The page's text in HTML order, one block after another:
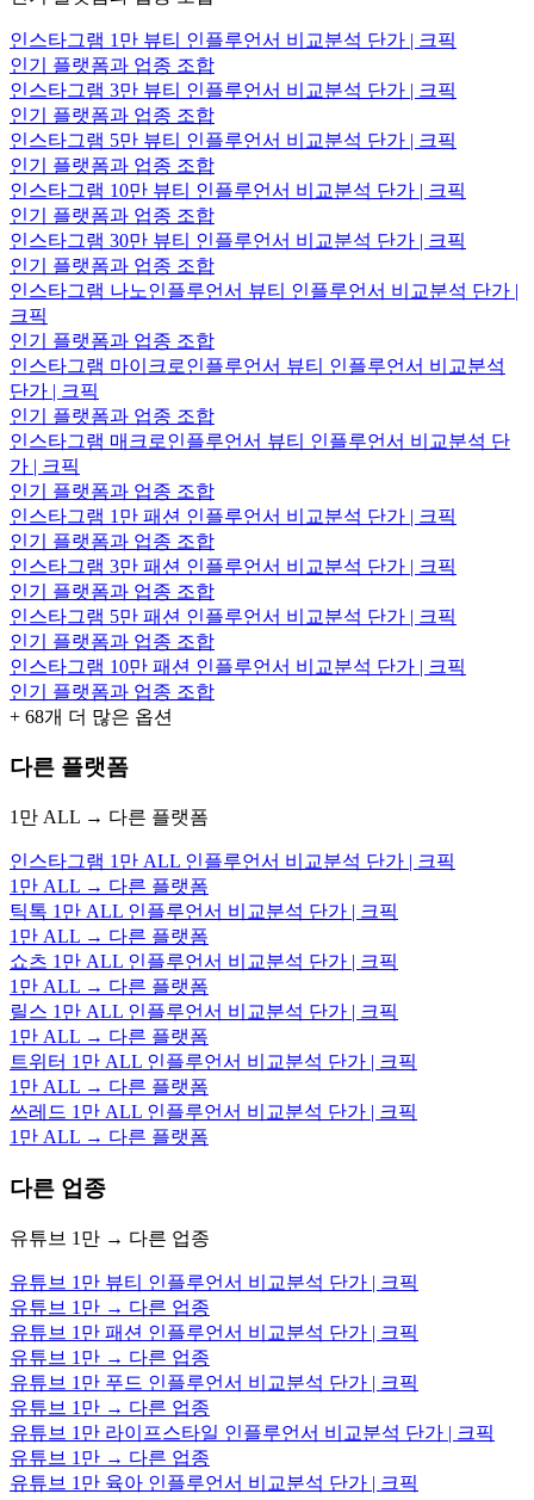
인스타그램 1만 뷰티 인플루언서 비교분석 단가 | 크픽
인기 플랫폼과 업종 조합
인스타그램 3만 뷰티 인플루언서 비교분석 단가 | 크픽
인기 플랫폼과 업종 조합
인스타그램 5만 뷰티 인플루언서 비교분석 단가 | 크픽
인기 플랫폼과 업종 조합
인스타그램 10만 뷰티 인플루언서 비교분석 단가 | 크픽
인기 플랫폼과 업종 조합
인스타그램 30만 뷰티 인플루언서 비교분석 단가 | 크픽
인기 플랫폼과 업종 조합
인스타그램 나노인플루언서 뷰티 인플루언서 비교분석 단가 |
크픽
인기 플랫폼과 업종 조합
인스타그램 마이크로인플루언서 뷰티 인플루언서 비교분석
단가 | 크픽
인기 플랫폼과 업종 조합
인스타그램 매크로인플루언서 뷰티 인플루언서 비교분석 단
가 | 크픽
인기 플랫폼과 업종 조합
인스타그램 1만 패션 인플루언서 비교분석 단가 | 크픽
인기 플랫폼과 업종 조합
인스타그램 3만 패션 인플루언서 비교분석 단가 | 크픽
인기 플랫폼과 업종 조합
인스타그램 5만 패션 인플루언서 비교분석 단가 | 크픽
인기 플랫폼과 업종 조합
인스타그램 10만 패션 인플루언서 비교분석 단가 | 크픽
인기 플랫폼과 업종 조합
+ 68개 더 많은 옵션
다른 플랫폼
1만 ALL → 다른 플랫폼
인스타그램 1만 ALL 인플루언서 비교분석 단가 | 크픽
1만 ALL → 다른 플랫폼
틱톡 1만 ALL 인플루언서 비교분석 단가 | 크픽
1만 ALL → 다른 플랫폼
쇼츠 1만 ALL 인플루언서 비교분석 단가 | 크픽
1만 ALL → 다른 플랫폼
릴스 1만 ALL 인플루언서 비교분석 단가 | 크픽
1만 ALL → 다른 플랫폼
트위터 1만 ALL 인플루언서 비교분석 단가 | 크픽
1만 ALL → 다른 플랫폼
쓰레드 1만 ALL 인플루언서 비교분석 단가 | 크픽
1만 ALL → 다른 플랫폼
다른 업종
유튜브 1만 → 다른 업종
유튜브 1만 뷰티 인플루언서 비교분석 단가 | 크픽
유튜브 1만 → 다른 업종
유튜브 1만 패션 인플루언서 비교분석 단가 | 크픽
유튜브 1만 → 다른 업종
유튜브 1만 푸드 인플루언서 비교분석 단가 | 크픽
유튜브 1만 → 다른 업종
유튜브 1만 라이프스타일 인플루언서 비교분석 단가 | 크픽
유튜브 1만 → 다른 업종
유튜브 1만 육아 인플루언서 비교분석 단가 | 크픽